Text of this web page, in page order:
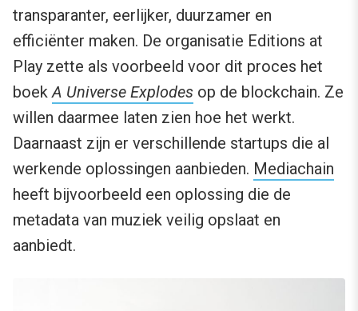
transparanter, eerlijker, duurzamer en
efficiënter maken. De organisatie Editions at
Play zette als voorbeeld voor dit proces het
boek A Universe Explodes op de blockchain. Ze
willen daarmee laten zien hoe het werkt.
Daarnaast zijn er verschillende startups die al
werkende oplossingen aanbieden. Mediachain
heeft bijvoorbeeld een oplossing die de
metadata van muziek veilig opslaat en
aanbiedt.